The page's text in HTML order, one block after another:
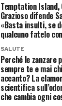
Temptation Island,
Grazioso difende
«Basta insulti, se
qualcuno fatelo
SALUTE
Perché le zanzare
sempre te e mai
accanto? La
scientifica
che cambia ogni